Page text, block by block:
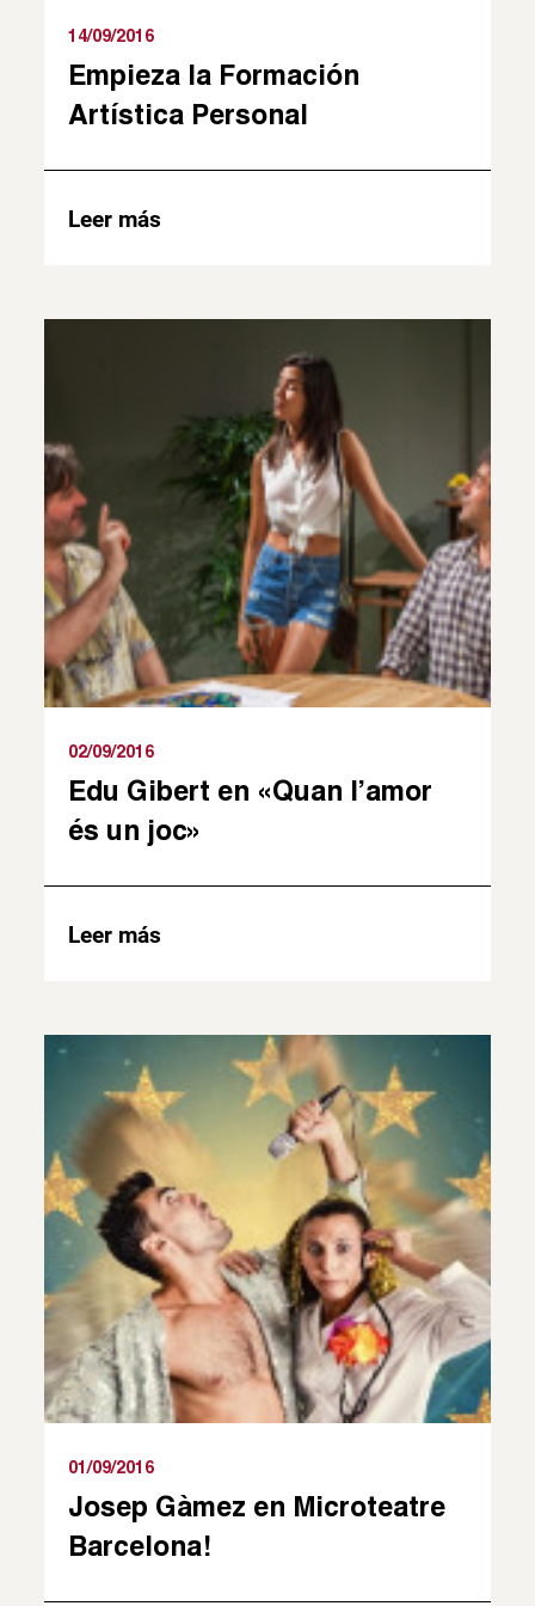
14/09/2016
Empieza la Formación
Artística Personal
Leer más
02/09/2016
Edu Gibert en «Quan l’amor
és un joc»
Leer más
01/09/2016
Josep Gàmez en Microteatre
Barcelona!